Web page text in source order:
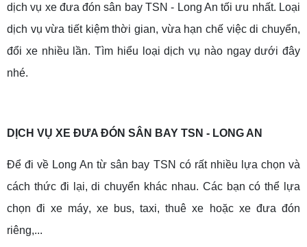
dịch vụ xe đưa đón sân bay TSN - Long An tối ưu nhất. Loại
dịch vụ vừa tiết kiệm thời gian, vừa hạn chế việc di chuyển,
đổi xe nhiều lần. Tìm hiểu loại dịch vụ nào ngay dưới đây
nhé.
DỊCH VỤ XE ĐƯA ĐÓN SÂN BAY TSN - LONG AN
Để đi về Long An từ sân bay TSN có rất nhiều lựa chọn và
cách thức đi lại, di chuyển khác nhau. Các bạn có thể lựa
chọn đi xe máy, xe bus, taxi, thuê xe hoặc xe đưa đón
riêng,...